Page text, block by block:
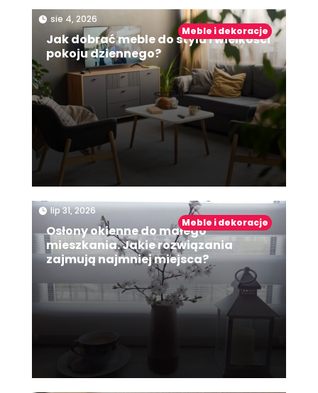
Jak dobrać meble do stylu i wielkości
pokoju dziennego?
sie 4, 2026
Meble i dekoracje
Osłony okienne do małego
mieszkania. Jakie rozwiązania
zajmują najmniej miejsca?
lip 31, 2026|
Meble i dekoracje